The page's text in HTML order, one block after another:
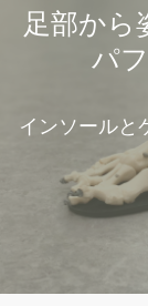
足部から
パ
インソールと